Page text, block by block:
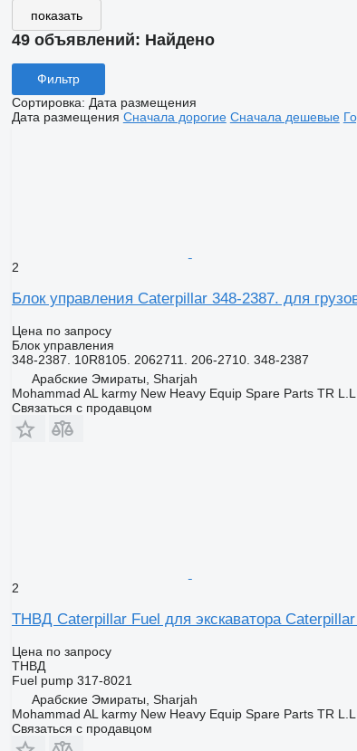
показать
49 объявлений: Найдено
Фильтр
Сортировка: Дата размещения
Дата размещения Сначала дорогие Сначала дешевые
2
Блок управления Caterpillar 348-2387. для
Цена по запросу
Блок управления
348-2387. 10R8105. 2062711. 206-2710. 348-2387
Арабские Эмираты, Sharjah
Mohammad AL karmy New Heavy Equip Spare Parts TR
Связаться с продавцом
2
ТНВД Caterpillar Fuel для экскаватора
Цена по запросу
ТНВД
Fuel pump 317-8021
Арабские Эмираты, Sharjah
Mohammad AL karmy New Heavy Equip Spare Parts TR
Связаться с продавцом